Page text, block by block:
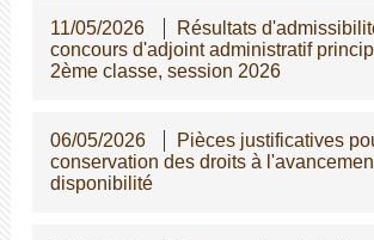
11/05/2026
Résultats
concours d'adjoint administratif
2ème classe, session 2026
06/05/2026
Pièces justificatives
conservation des droits à
disponibilité